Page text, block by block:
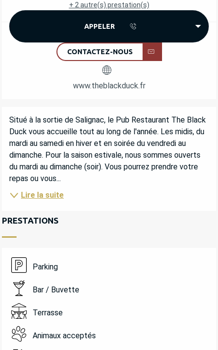
+ 2 autre(s) prestation(s)
APPELER
CONTACTEZ-NOUS
www.theblackduck.fr
DESCRIPTION
Situé à la sortie de Salignac, le Pub Restaurant The Black
Duck vous accueille tout au long de l'année. Les midis, du
mardi au samedi en hiver et en soirée du vendredi au
dimanche. Pour la saison estivale, nous sommes ouverts
du mardi au dimanche (soir). Vous pourrez prendre votre
repas ou vous...
Lire la suite
PRESTATIONS
Parking
Bar / Buvette
Terrasse
Animaux acceptés